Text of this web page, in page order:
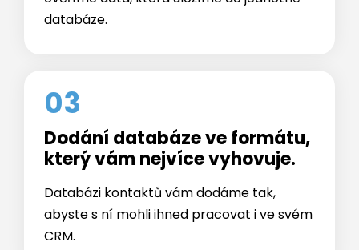
Dodání databáze ve formátu,
který vám nejvíce vyhovuje.
Databázi kontaktů vám dodáme tak,
abyste s ní mohli ihned pracovat i ve svém
CRM.